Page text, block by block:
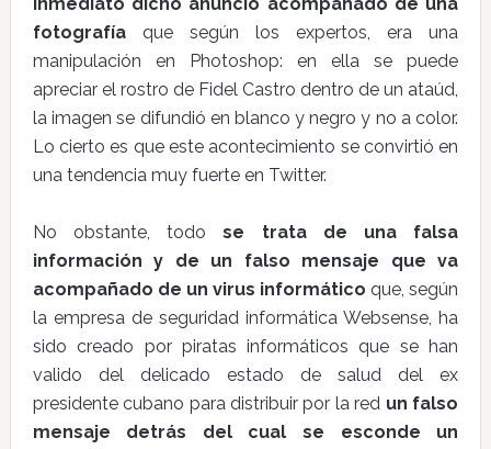
fotografía que según los expertos, era una
manipulación en Photoshop: en ella se puede
apreciar el rostro de Fidel Castro dentro de un ataúd,
la imagen se difundió en blanco y negro y no a color.
Lo cierto es que este acontecimiento se convirtió en
una tendencia muy fuerte en Twitter.
No obstante, todose trata de una falsa
información y de un falso mensaje que va
acompañado de un virus informático que, según
la empresa de seguridad informática Websense, ha
sido creado por piratas informáticos que se han
valido del delicado estado de salud del ex
presidente cubano para distribuir por la red un falso
mensaje detrás del cual se esconde un